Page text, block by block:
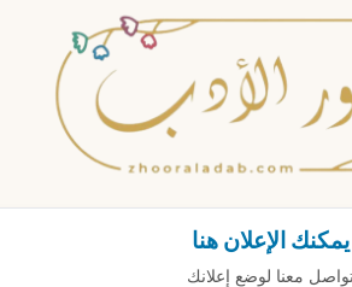
يمكنك الإعلان هنا
معنا لوضع إعلانك